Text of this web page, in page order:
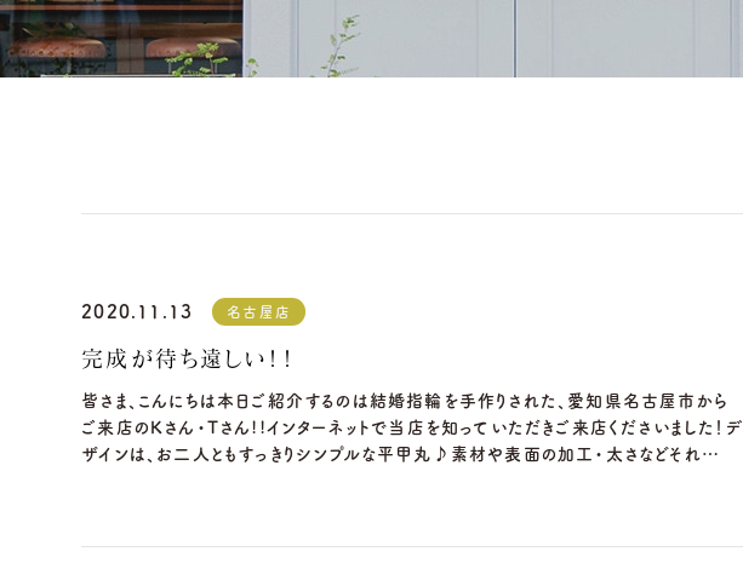
2020.11.13 名古屋店
完成が待ち遠しい！！
皆さま、こんにちは本日ご紹介するのは結婚指輪を手作りされた、愛知県名古屋市から
ご来店のKさん・Tさん!!インターネットで当店を知っていただきご来店くださいました！デ
ザインは、お二人ともすっきりシンプルな平甲丸♪素材や表面の加工・太さなどそれ…